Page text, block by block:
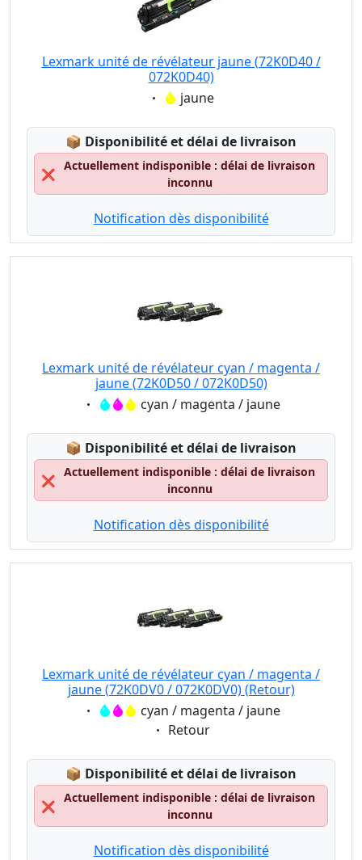
Lexmark unité de révélateur jaune (72K0D40 /
072K0D40)
Eigenschaft:
jaune
📦 Lagerstatus:
Disponibilité et délai de livraison
❌
Actuellement indisponible : délai de livraison
inconnu
Notification dès disponibilité
Lexmark unité de révélateur cyan / magenta /
jaune (72K0D50 / 072K0D50)
Eigenschaft:cyan / magenta / jaune
📦 Lagerstatus:
Disponibilité et délai de livraison
❌
Actuellement indisponible : délai de livraison
inconnu
Notification dès disponibilité
Lexmark unité de révélateur cyan / magenta /
jaune (72K0DV0 / 072K0DV0) (Retour)
Eigenschaft:cyan / magenta / jaune
Eigenschaft:
Retour
📦 Lagerstatus:
Disponibilité et délai de livraison
❌
Actuellement indisponible : délai de livraison
inconnu
Notification dès disponibilité